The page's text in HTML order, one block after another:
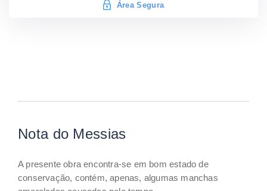
Área Segura
Nota do Messias
A presente obra encontra-se em bom estado de
conservação, contém, apenas, algumas manchas